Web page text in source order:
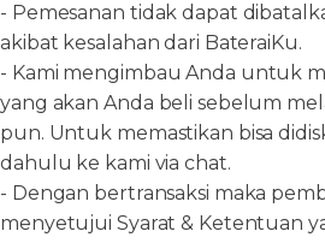
- Pemesanan tidak dapat
akibat kesalahan dari BateraiKu.
- Kami mengimbau Anda untuk
yang akan Anda beli sebelum
pun. Untuk memastikan bisa
dahulu ke kami via chat.
- Dengan bertransaksi maka
menyetujui Syarat & Ketentuan